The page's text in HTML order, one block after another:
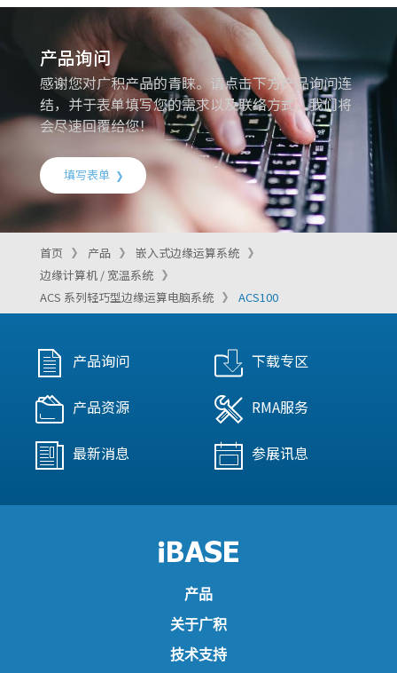
产品询问
感谢您对广积产品的青睐。请点击下方产品询问连
结，并于表单填写您的需求以及联络方式，我们将
会尽速回覆给您！
填写表单
首页 产品
嵌入式边缘运算系统
边缘计算机 / 宽温系统
ACS 系列轻巧型边缘运算电脑系统
ACS100
产品询问 下载专区
产品资源 RMA服务
最新消息 参展讯息
产品
关于广积
技术支持